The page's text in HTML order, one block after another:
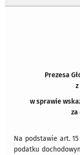
Prezesa
w sprawie
za
Na podstawie art.
podatku